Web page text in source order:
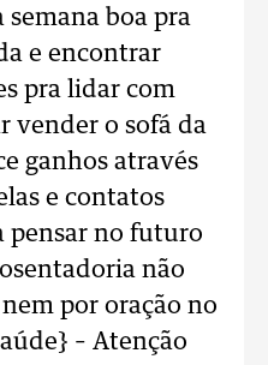
semana boa pra
e encontrar
pra lidar com
vender o sofá da
ganhos através
e contatos
pensar no futuro
não
por oração no
– Atenção